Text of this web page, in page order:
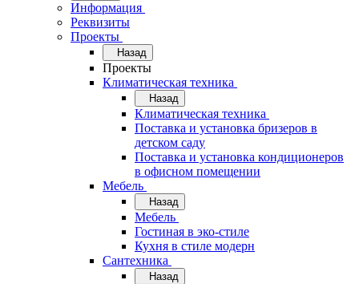
Информация
Реквизиты
Проекты
Назад
Проекты
Климатическая техника
Назад
Климатическая техника
Поставка и установка бризеров в
детском саду
Поставка и установка кондиционеров
в офисном помещении
Мебель
Назад
Мебель
Гостиная в эко-стиле
Кухня в стиле модерн
Сантехника
Назад